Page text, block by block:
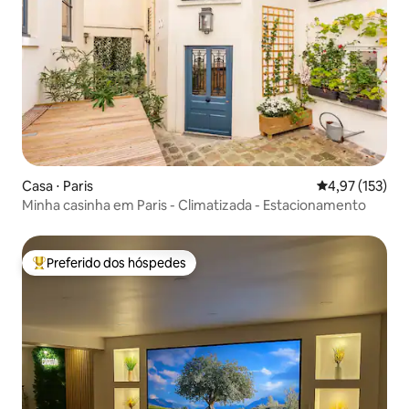
Casa ⋅ Paris 4,97 de uma
4,97 (153)
Minha casinha em Paris - Climatizada - Estacionamento
Entre os melhores preferidos dos hóspedes
Preferido dos hóspedes